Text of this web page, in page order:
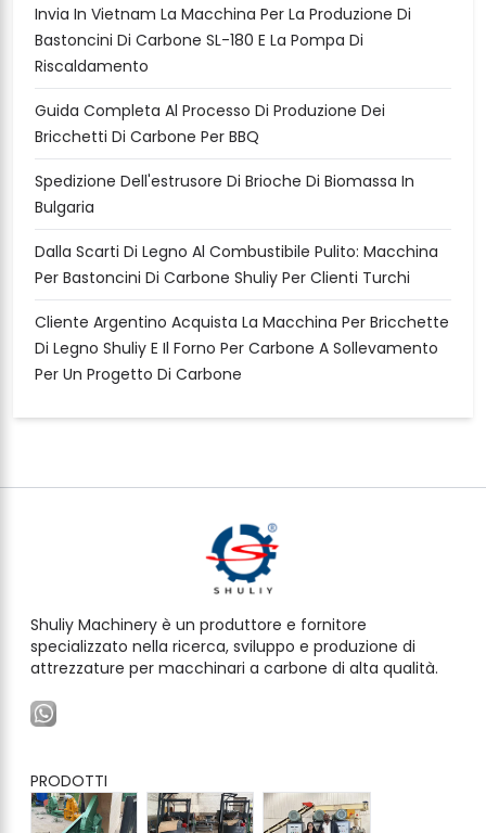
Invia In Vietnam La Macchina Per La Produzione Di
Bastoncini Di Carbone SL-180 E La Pompa Di
Riscaldamento
Guida Completa Al Processo Di Produzione Dei
Bricchetti Di Carbone Per BBQ
Spedizione Dell'estrusore Di Brioche Di Biomassa In
Bulgaria
Dalla Scarti Di Legno Al Combustibile Pulito: Macchina
Per Bastoncini Di Carbone Shuliy Per Clienti Turchi
Cliente Argentino Acquista La Macchina Per Bricchette
Di Legno Shuliy E Il Forno Per Carbone A Sollevamento
Per Un Progetto Di Carbone
Shuliy Machinery è un produttore e fornitore
specializzato nella ricerca, sviluppo e produzione di
attrezzature per macchinari a carbone di alta qualità.
PRODOTTI